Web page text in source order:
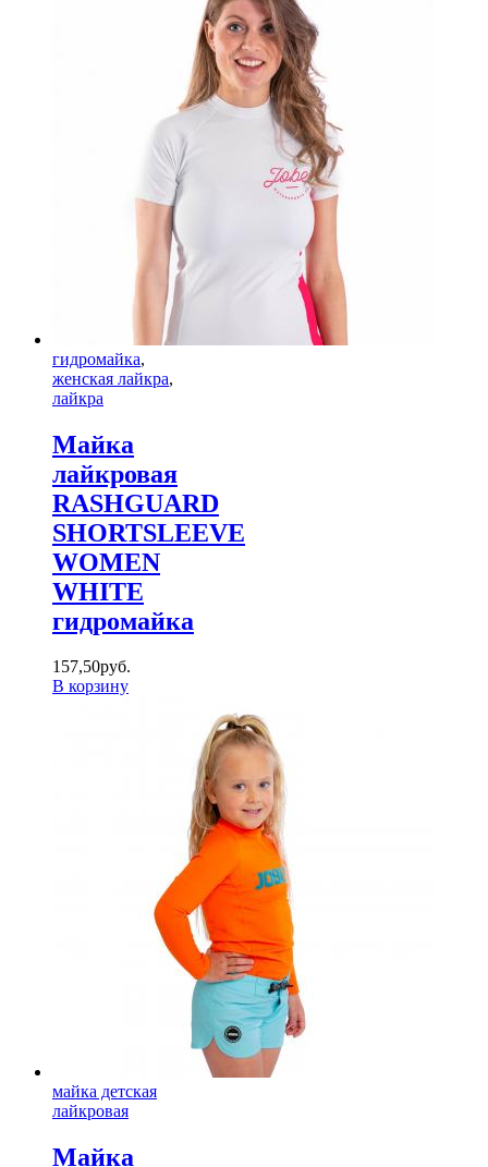
гидромайка,
женская лайкра,
лайкра
Майка
лайкровая
RASHGUARD
SHORTSLEEVE
WOMEN
WHITE
гидромайка
157,50руб.
В корзину
майка детская
лайкровая
Майка